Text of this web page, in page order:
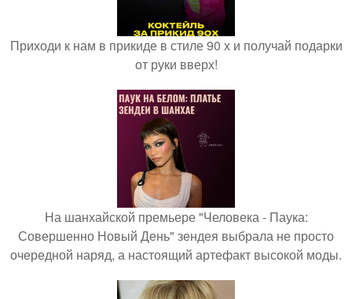
Приходи к нам в прикиде в стиле 90 х и получай подарки
от руки вверх!
На шанхайской премьере "Человека - Паука:
Совершенно Новый День" зендея выбрала не просто
очередной наряд, а настоящий артефакт высокой моды.